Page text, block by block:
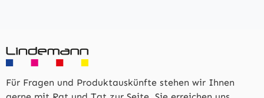
Für Fragen und Produktauskünfte stehen wir Ihnen